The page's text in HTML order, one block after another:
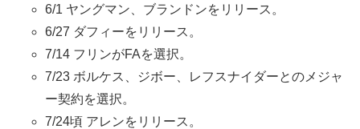
6/1 ヤングマン、ブランドンをリリース。
6/27 ダフィーをリリース。
7/14 フリンがFAを選択。
7/23 ボルケス、ジボー、レフスナイダーとのメジャ
ー契約を選択。
7/24頃 アレンをリリース。